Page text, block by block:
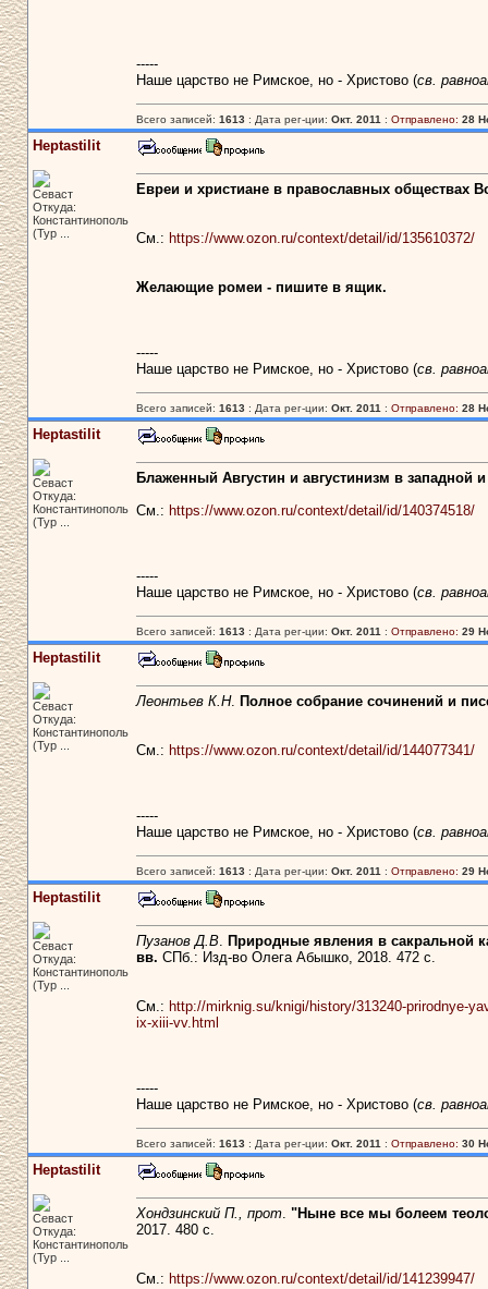
-----
Наше царство не Римское, но - Христово (св.
Всего записей: 1613: Дата рег-ции: Окт. 2011 : Отправлено: 28
Heptastilit
Севаст
Откуда:
Константинополь
(Тур ...
Евреи и христиане в православных обществах
См.: https://www.ozon.ru/context/detail/id/135610372/
Желающие ромеи - пишите в ящик.
-----
Наше царство не Римское, но - Христово (св.
Всего записей: 1613: Дата рег-ции: Окт. 2011 : Отправлено: 28
Heptastilit
Севаст
Откуда:
Константинополь
(Тур ...
Блаженный Августин и августинизм в западной
См.: https://www.ozon.ru/context/detail/id/140374518/
-----
Наше царство не Римское, но - Христово (св.
Всего записей: 1613: Дата рег-ции: Окт. 2011 : Отправлено: 29
Heptastilit
Севаст
Откуда:
Константинополь
(Тур ...
Леонтьев К.Н. Полное собрание сочинений и
См.: https://www.ozon.ru/context/detail/id/144077341/
-----
Наше царство не Римское, но - Христово (св.
Всего записей: 1613: Дата рег-ции: Окт. 2011 : Отправлено: 29
Heptastilit
Севаст
Откуда:
Константинополь
(Тур ...
Пузанов Д.В. Природные явления в сакральной
вв. СПб.: Изд-во Олега Абышко, 2018. 472 с.
См.: http://mirknig.su/knigi/history/313240-prirodnye-
ix-xiii-vv.html
-----
Наше царство не Римское, но - Христово (св.
Всего записей: 1613: Дата рег-ции: Окт. 2011 : Отправлено: 30
Heptastilit
Севаст
Откуда:
Константинополь
(Тур ...
Хондзинский П., прот. "Ныне все мы болеем
2017. 480 с.
См.: https://www.ozon.ru/context/detail/id/141239947/